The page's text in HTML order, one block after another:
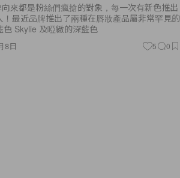
來都是粉絲們瘋搶的對象，每一次有新色推出
最近品牌推出了兩種在唇妝產品屬非常罕見的
Skylie 及啞緻的深藍色
8日 5 0